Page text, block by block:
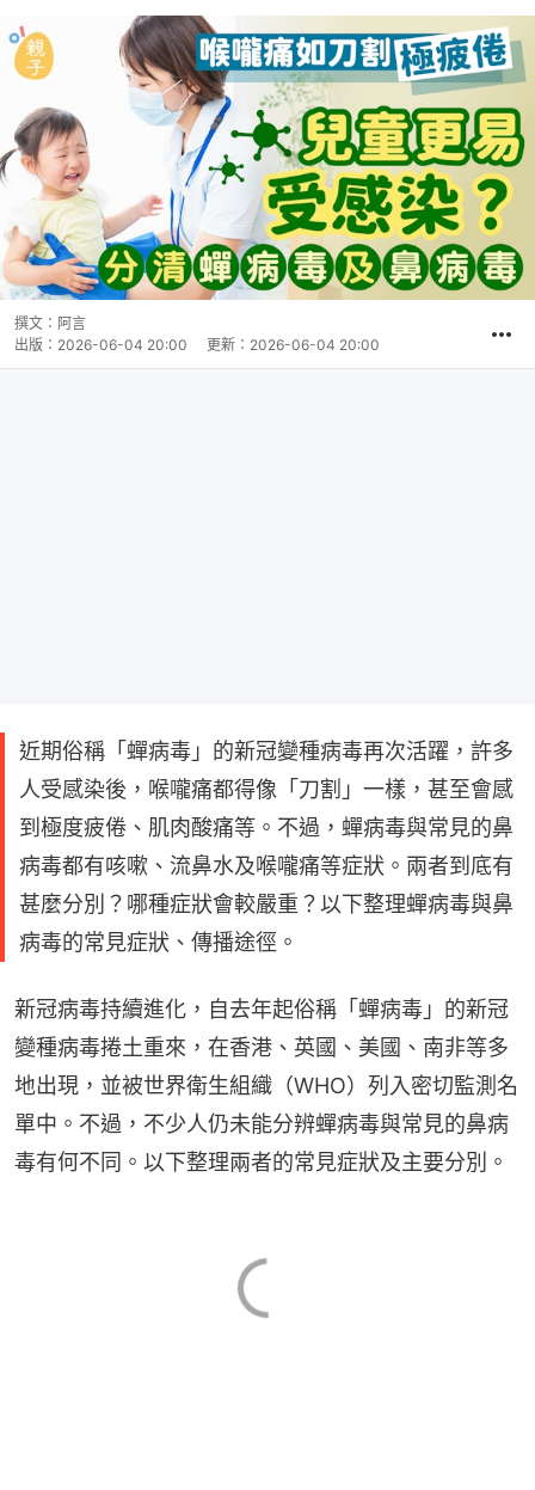
撰文： 阿言
出版： 2026-06-04 20:00 更新： 2026-06-04 20:00
近期俗稱「蟬病毒」的新冠變種病毒再次活躍，許多
人受感染後，喉嚨痛都得像「刀割」一樣，甚至會感
到極度疲倦、肌肉酸痛等。不過，蟬病毒與常見的鼻
病毒都有咳嗽、流鼻水及喉嚨痛等症狀。兩者到底有
甚麼分別？哪種症狀會較嚴重？以下整理蟬病毒與鼻
病毒的常見症狀、傳播途徑。
新冠病毒持續進化，自去年起俗稱「蟬病毒」的新冠
變種病毒捲土重來，在香港、英國、美國、南非等多
地出現，並被世界衛生組織（WHO）列入密切監測名
單中。不過，不少人仍未能分辨蟬病毒與常見的鼻病
毒有何不同。以下整理兩者的常見症狀及主要分別。